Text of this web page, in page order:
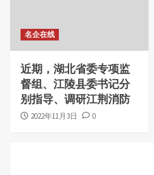
名企在线
近期，湖北省委专项监
督组、江陵县委书记分
别指导、调研江荆消防
2022年11月3日 0